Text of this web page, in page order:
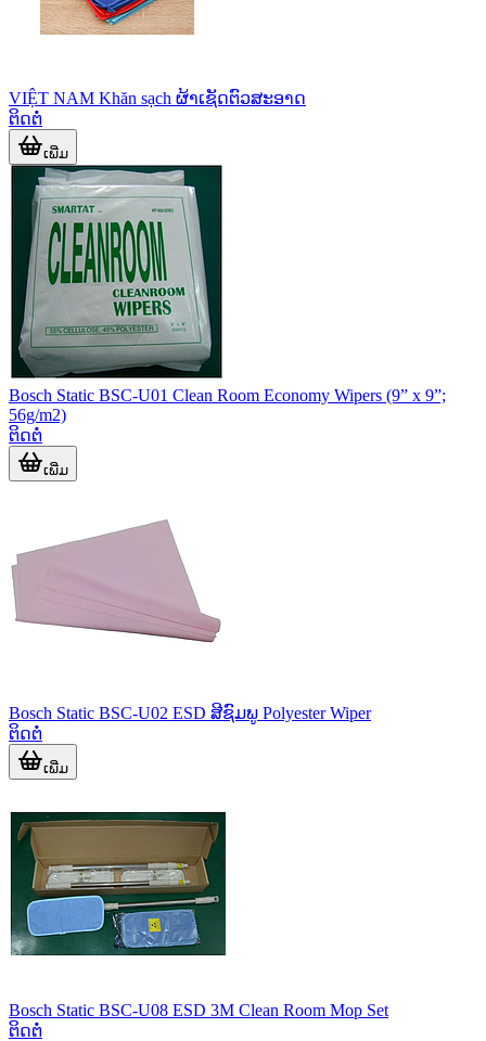
VIỆT NAM Khăn sạch ຜ້າເຊັດຕົວສະອາດ
ຕິດຕໍ່
ເພີ່ມ
Bosch Static BSC-U01 Clean Room Economy Wipers (9” x 9”;
56g/m2)
ຕິດຕໍ່
ເພີ່ມ
Bosch Static BSC-U02 ESD ສີຊົມພູ Polyester Wiper
ຕິດຕໍ່
ເພີ່ມ
Bosch Static BSC-U08 ESD 3M Clean Room Mop Set
ຕິດຕໍ່